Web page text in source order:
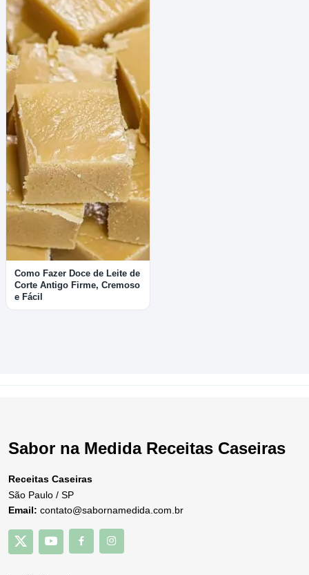
Como Fazer Doce de Leite de
Corte Antigo Firme, Cremoso
e Fácil
Sabor na Medida Receitas Caseiras
Receitas Caseiras
São Paulo / SP
Email: contato@sabornamedida.com.br